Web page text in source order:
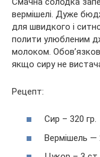
вермішелі. Дуже
для швидкого і
полити улюбленим
молоком.
якщо сиру не
Рецепт:
Сир – 320 гр.
Вермішель —